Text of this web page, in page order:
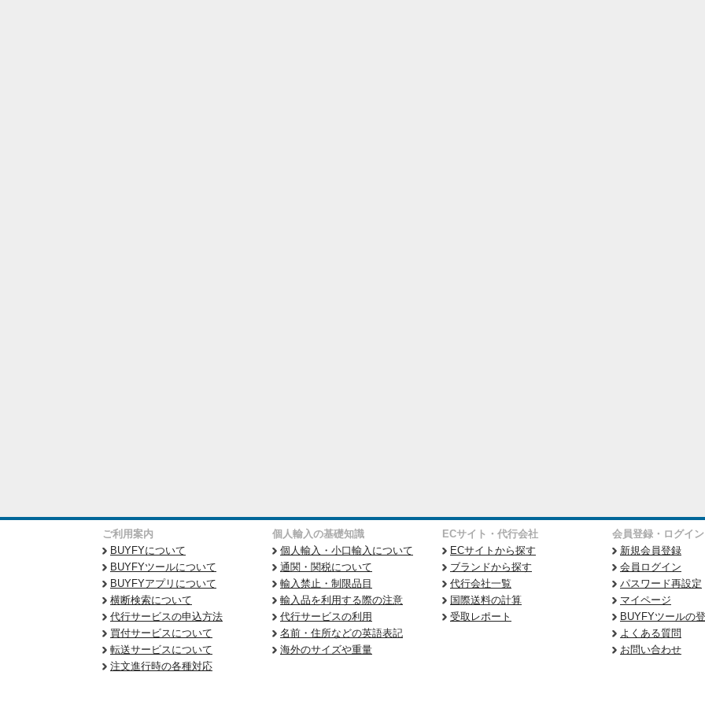
ご利用案内
BUYFYについて
BUYFYツールについて
BUYFYアプリについて
横断検索について
代行サービスの申込方法
買付サービスについて
転送サービスについて
注文進行時の各種対応
個人輸入の基礎知識
個人輸入・小口輸入について
通関・関税について
輸入禁止・制限品目
輸入品を利用する際の注意
代行サービスの利用
名前・住所などの英語表記
海外のサイズや重量
ECサイト・代行会社
ECサイトから探す
ブランドから探す
代行会社一覧
国際送料の計算
受取レポート
会員登録・ログイン
新規会員登録
会員ログイン
パスワード再設定
マイページ
BUYFYツールの
よくある質問
お問い合わせ